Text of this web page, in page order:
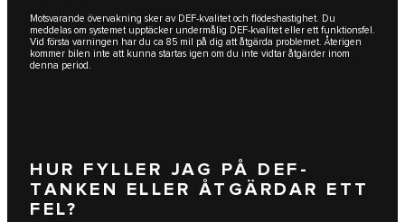
Motsvarande övervakning sker av DEF-kvalitet och flödeshastighet. Du
meddelas om systemet upptäcker undermålig DEF-kvalitet eller ett funktionsfel.
Vid första varningen har du ca 85 mil på dig att åtgärda problemet. Återigen
kommer bilen inte att kunna startas igen om du inte vidtar åtgärder inom
denna period.
HUR FYLLER JAG PÅ DEF-
TANKEN ELLER ÅTGÄRDAR ETT
FEL?